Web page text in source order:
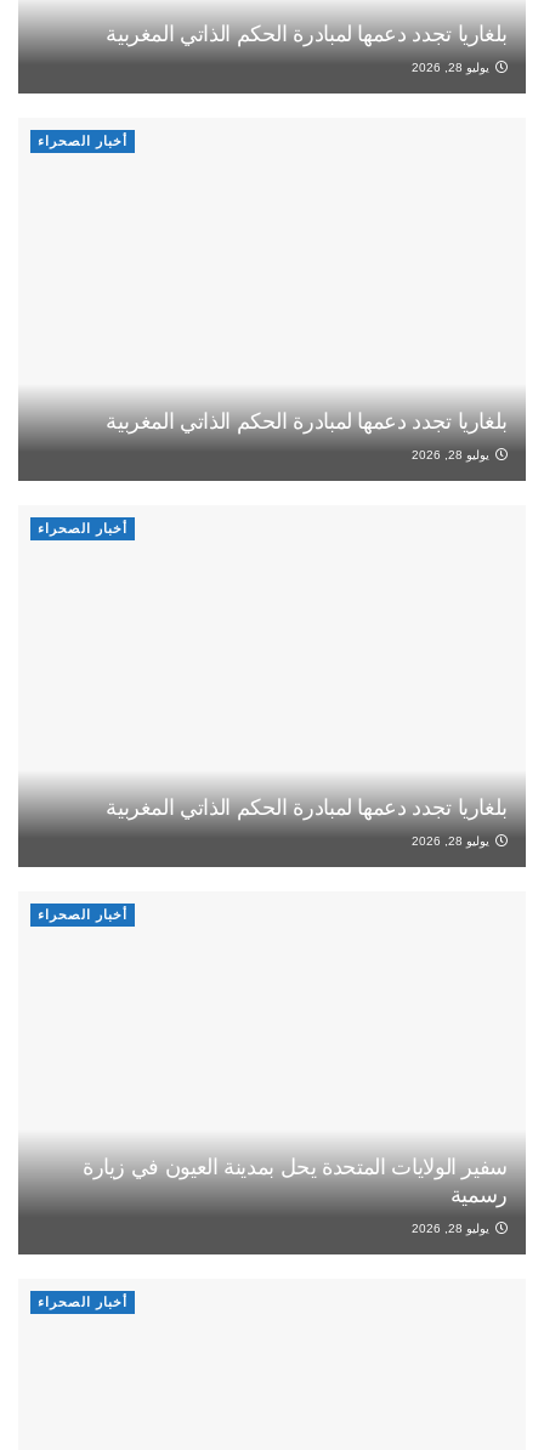
بلغاريا تجدد دعمها لمبادرة الحكم الذاتي المغربية
يوليو 28, 2026
أخبار الصحراء
بلغاريا تجدد دعمها لمبادرة الحكم الذاتي المغربية
يوليو 28, 2026
أخبار الصحراء
بلغاريا تجدد دعمها لمبادرة الحكم الذاتي المغربية
يوليو 28, 2026
أخبار الصحراء
سفير الولايات المتحدة يحل بمدينة العيون في زيارة
رسمية
يوليو 28, 2026
أخبار الصحراء